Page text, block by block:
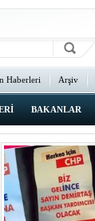
Haberleri Arşiv
BAKANLAR